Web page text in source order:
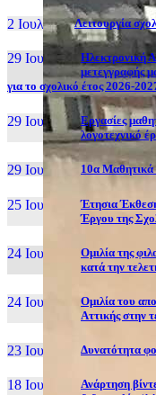
2 Ιουλ, 26 Λειτουργία
29 Ιουν, 26
Ηλεκτρονική
μετεγγραφής
για το σχολικό έτος 2026-
29 Ιουν, 26
Εργασίες
λογοτεχνικό
29 Ιουν, 26 10α
25 Ιουν, 26
Έτησια
Έργου της
24 Ιουν, 26
Ομιλία της
κατά την
24 Ιουν, 26
Ομιλία του
Αττικής στην
23 Ιουν, 26 Δυνατότητα
18 Ιουν, 26
Ανάρτηση